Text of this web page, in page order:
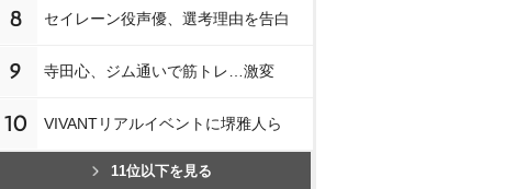
8 セイレーン役声優、選考理由を告白
9 寺田心、ジム通いで筋トレ…激変
10 VIVANTリアルイベントに堺雅人ら
11位以下を見る